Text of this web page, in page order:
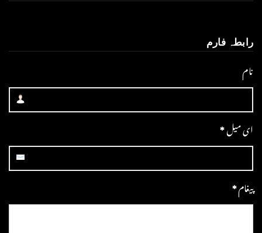
رابطہ فارم
نام
ای میل*
پیغام*